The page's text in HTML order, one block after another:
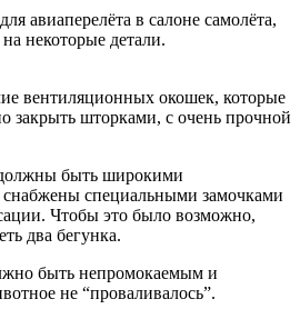
авиаперелёта в салоне самолёта,
некоторые детали.
вентиляционных окошек, которые
закрыть шторками, с очень прочной
быть широкими
специальными замочками
Чтобы это было возможно,
два бегунка.
быть непромокаемым и
не “проваливалось”.